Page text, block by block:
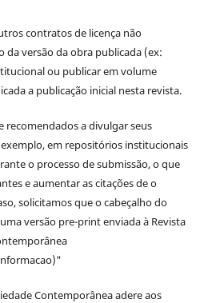
contratos de licença não
da versão da obra publicada (ex:
ou publicar em volume
a publicação inicial nesta revista.
recomendados a divulgar seus
em repositórios institucionais
o processo de submissão, o que
e aumentar as citações de o
solicitamos que o cabeçalho do
versão pre-print enviada à Revista
Contemporânea adere aos